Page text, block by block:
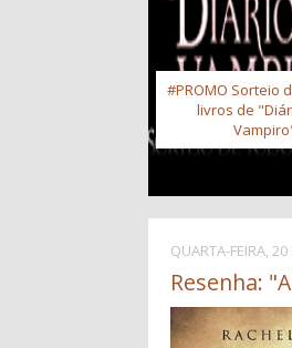
#PROMO Sorteio
livros de
QUARTA-FEIRA,
Resenha: